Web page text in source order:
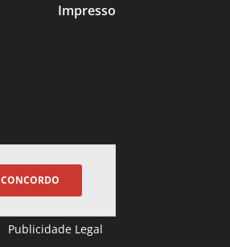
CONCORDO
Impresso
Publicidade Legal